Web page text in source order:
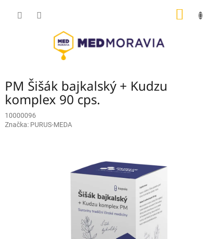
PM Šišák bajkalský + Kudzu
komplex 90 cps.
10000096
Značka: PURUS-MEDA